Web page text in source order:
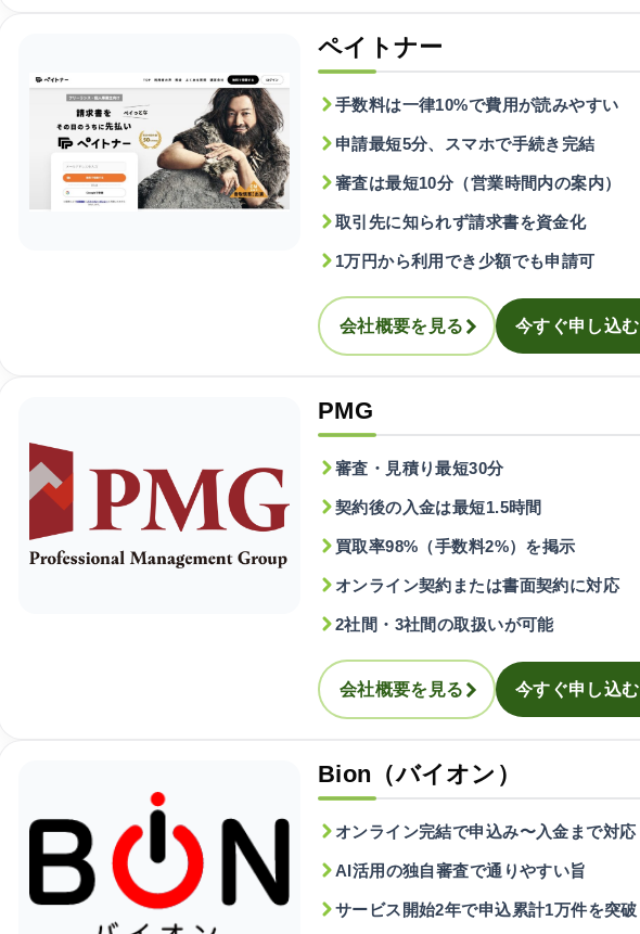
ペイトナー
手数料は一律10%で費用が読みやすい
申請最短5分、スマホで手続き完結
審査は最短10分（営業時間内の案内）
取引先に知られず請求書を資金化
1万円から利用でき少額でも申請可
会社概要を見る 今すぐ申し込む
PMG
審査・見積り最短30分
契約後の入金は最短1.5時間
買取率98%（手数料2%）を掲示
オンライン契約または書面契約に対応
2社間・3社間の取扱いが可能
会社概要を見る 今すぐ申し込む
Bion（バイオン）
オンライン完結で申込み〜入金まで対応
AI活用の独自審査で通りやすい旨
サービス開始2年で申込累計1万件を突破